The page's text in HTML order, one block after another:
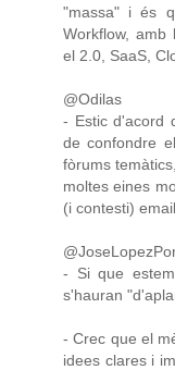
"massa" i és
Workflow, amb
el 2.0, SaaS,
@Odilas
- Estic d'acord
de confondre
fòrums
moltes eines
(i contesti)
- Si que
s'hauran
- Crec que el
idees clares i